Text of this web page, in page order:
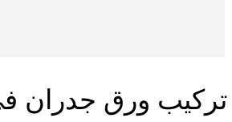
تركيب ورق جدران